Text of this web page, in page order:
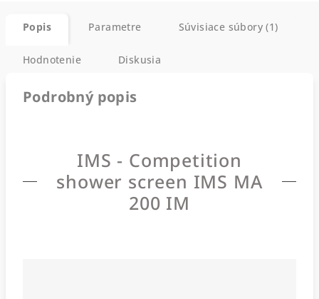
Popis Parametre Súvisiace súbory (1)
Hodnotenie Diskusia
Podrobný popis
IMS - Competition
shower screen IMS MA
200 IM